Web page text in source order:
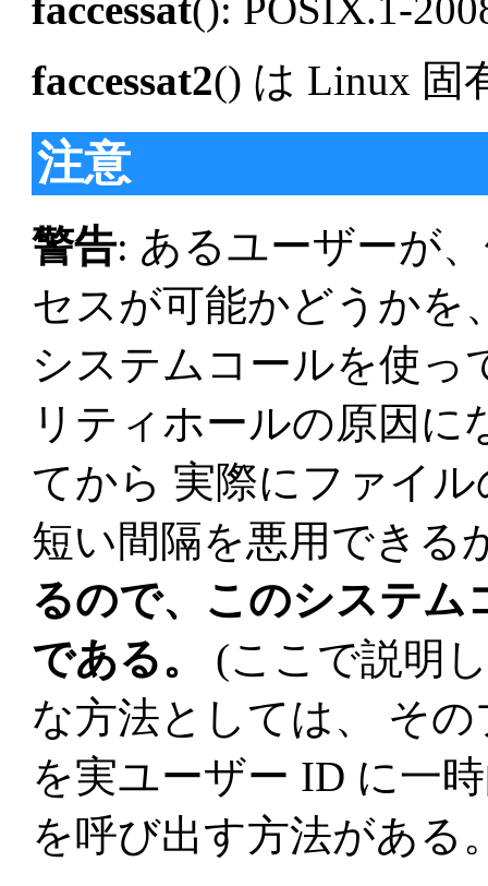
faccessat2() は Linux 固
注意
警告: あるユーザーが
セスが可能かどうかを
システムコールを使っ
リティホールの原因
てから 実際にファイ
短い間隔を悪用できる
るので、このシステム
である。
(ここで説明
な方法としては、 そ
を実ユーザー ID に一
を呼び出す方法がある